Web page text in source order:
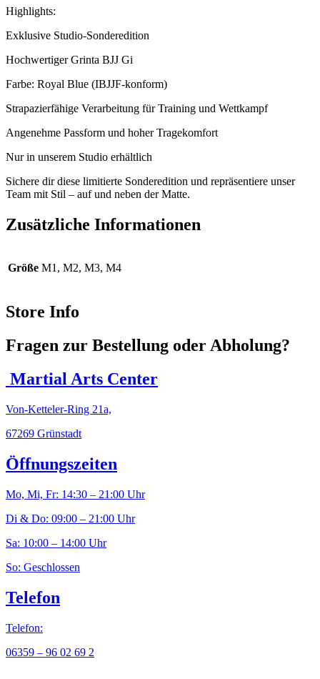
Highlights:
Exklusive Studio-Sonderedition
Hochwertiger Grinta BJJ Gi
Farbe: Royal Blue (IBJJF-konform)
Strapazierfähige Verarbeitung für Training und Wettkampf
Angenehme Passform und hoher Tragekomfort
Nur in unserem Studio erhältlich
Sichere dir diese limitierte Sonderedition und repräsentiere unser
Team mit Stil – auf und neben der Matte.
Zusätzliche Informationen
Größe M1, M2, M3, M4
Store Info
Fragen zur Bestellung oder Abholung?
Martial Arts Center
Von-Ketteler-Ring 21a,
67269 Grünstadt
Öffnungszeiten
Mo, Mi, Fr: 14:30 – 21:00 Uhr
Di & Do: 09:00 – 21:00 Uhr
Sa: 10:00 – 14:00 Uhr
So: Geschlossen
Telefon
Telefon:
06359 – 96 02 69 2